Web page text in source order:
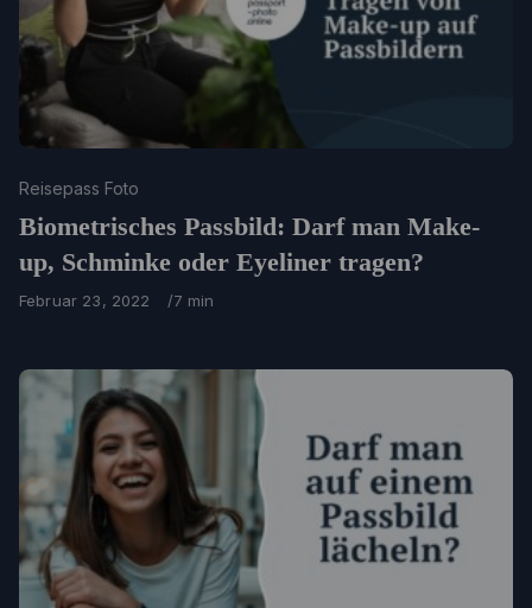
Category
Reisepass Foto
Biometrisches Passbild: Darf man Make-
up, Schminke oder Eyeliner tragen?
Published
Februar 23, 2022 7 min